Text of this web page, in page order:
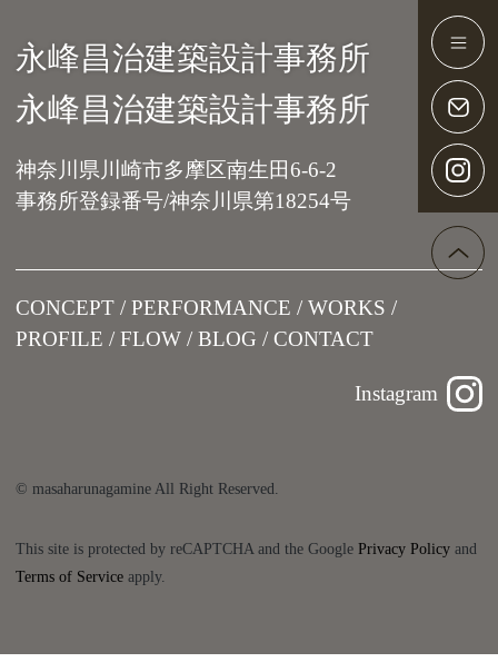
Main Navigation
永峰昌治建築設計事務所
永峰昌治建築設計事務所
神奈川県川崎市多摩区南生田6-6-2
事務所登録番号/神奈川県第18254号
CONCEPT PERFORMANCE
WORKS
PROFILE
FLOW BLOG CONTACT
Instagram
© masaharunagamine All Right Reserved.
This site is protected by reCAPTCHA and the GooglePrivacy Policy and
Terms of Service apply.